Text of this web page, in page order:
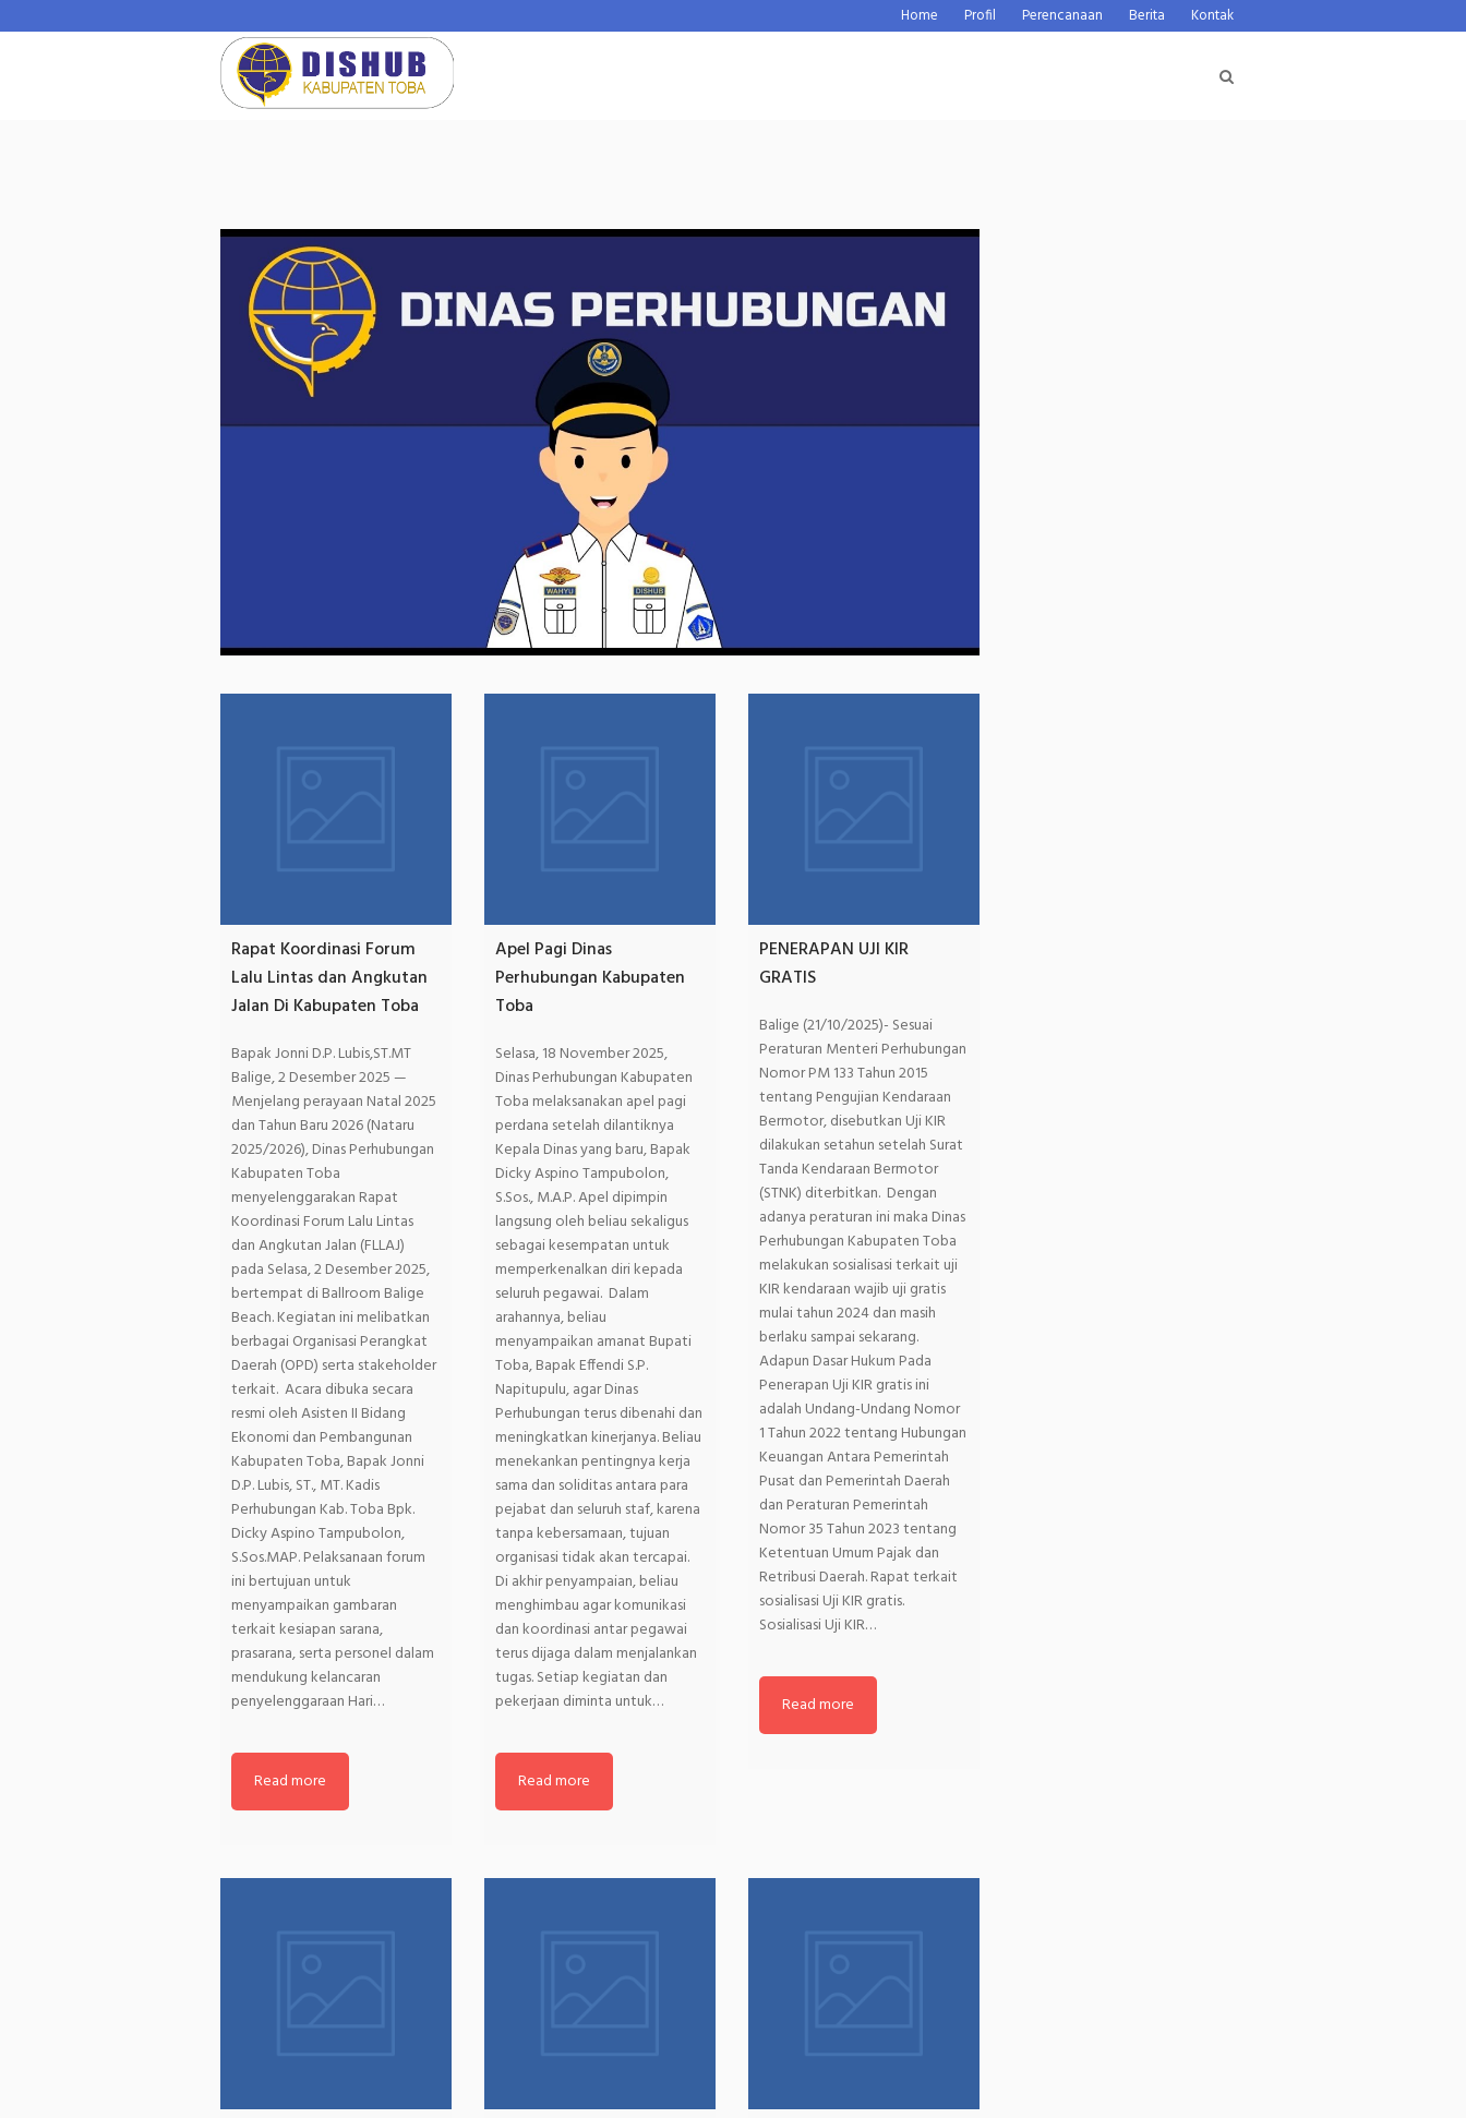
Home Profil Perencanaan Berita Kontak
Rapat Koordinasi Forum
Lalu Lintas dan Angkutan
Jalan Di Kabupaten Toba
Bapak Jonni D.P. Lubis,ST.MT
Balige, 2 Desember 2025 —
Menjelang perayaan Natal 2025
dan Tahun Baru 2026 (Nataru
2025/2026), Dinas Perhubungan
Kabupaten Toba
menyelenggarakan Rapat
Koordinasi Forum Lalu Lintas
dan Angkutan Jalan (FLLAJ)
pada Selasa, 2 Desember 2025,
bertempat di Ballroom Balige
Beach. Kegiatan ini melibatkan
berbagai Organisasi Perangkat
Daerah (OPD) serta stakeholder
terkait. Acara dibuka secara
resmi oleh Asisten II Bidang
Ekonomi dan Pembangunan
Kabupaten Toba, Bapak Jonni
D.P. Lubis, ST., MT. Kadis
Perhubungan Kab. Toba Bpk.
Dicky Aspino Tampubolon,
S.Sos.MAP. Pelaksanaan forum
ini bertujuan untuk
menyampaikan gambaran
terkait kesiapan sarana,
prasarana, serta personel dalam
mendukung kelancaran
penyelenggaraan Hari…
Read more
Apel Pagi Dinas
Perhubungan Kabupaten
Toba
Selasa, 18 November 2025,
Dinas Perhubungan Kabupaten
Toba melaksanakan apel pagi
perdana setelah dilantiknya
Kepala Dinas yang baru, Bapak
Dicky Aspino Tampubolon,
S.Sos., M.A.P. Apel dipimpin
langsung oleh beliau sekaligus
sebagai kesempatan untuk
memperkenalkan diri kepada
seluruh pegawai. Dalam
arahannya, beliau
menyampaikan amanat Bupati
Toba, Bapak Effendi S.P.
Napitupulu, agar Dinas
Perhubungan terus dibenahi dan
meningkatkan kinerjanya. Beliau
menekankan pentingnya kerja
sama dan soliditas antara para
pejabat dan seluruh staf, karena
tanpa kebersamaan, tujuan
organisasi tidak akan tercapai.
Di akhir penyampaian, beliau
menghimbau agar komunikasi
dan koordinasi antar pegawai
terus dijaga dalam menjalankan
tugas. Setiap kegiatan dan
pekerjaan diminta untuk…
Read more
PENERAPAN UJI KIR
GRATIS
Balige (21/10/2025)- Sesuai
Peraturan Menteri Perhubungan
Nomor PM 133 Tahun 2015
tentang Pengujian Kendaraan
Bermotor, disebutkan Uji KIR
dilakukan setahun setelah Surat
Tanda Kendaraan Bermotor
(STNK) diterbitkan. Dengan
adanya peraturan ini maka Dinas
Perhubungan Kabupaten Toba
melakukan sosialisasi terkait uji
KIR kendaraan wajib uji gratis
mulai tahun 2024 dan masih
berlaku sampai sekarang.
Adapun Dasar Hukum Pada
Penerapan Uji KIR gratis ini
adalah Undang-Undang Nomor
1 Tahun 2022 tentang Hubungan
Keuangan Antara Pemerintah
Pusat dan Pemerintah Daerah
dan Peraturan Pemerintah
Nomor 35 Tahun 2023 tentang
Ketentuan Umum Pajak dan
Retribusi Daerah. Rapat terkait
sosialisasi Uji KIR gratis.
Sosialisasi Uji KIR…
Read more